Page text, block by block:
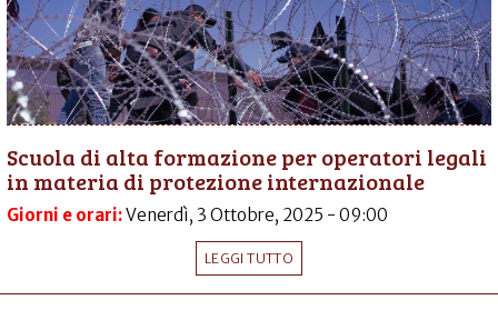
Scuola di alta formazione per operatori legali
in materia di protezione internazionale
Giorni e orari:Venerdì, 3 Ottobre, 2025 - 09:00
LEGGI TUTTO